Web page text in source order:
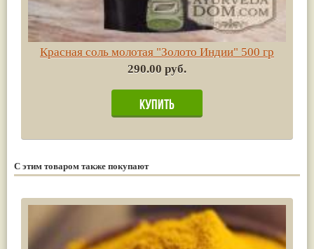
Красная соль молотая "Золото Индии" 500 гр
290.00 руб.
С этим товаром также покупают